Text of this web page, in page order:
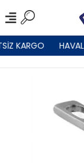
KARGO